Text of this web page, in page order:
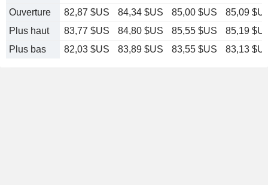
Ouverture
82,87 $US 84,34 $US 85,00 $US
85,09
Plus haut
83,77 $US 84,80 $US 85,55 $US
85,19
Plus bas
82,03 $US 83,89 $US 83,55 $US 83,13